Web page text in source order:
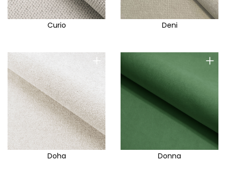
Curio Deni
+
Doha
+
Donna